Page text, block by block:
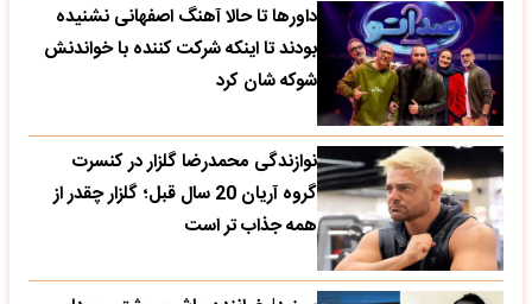
داورها تا حالا آهنگ اصفهانی نشنیده
بودند تا اینکه شرکت کننده با خواندنش
شوکه شان کرد
نوازندگی محمدرضا گلزار در کنسرت
گروه آریان 20 سال قبل؛ گلزار چقدر از
همه جذاب تر است